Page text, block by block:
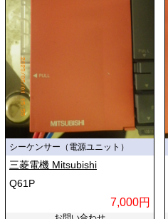
シーケンサー（電源ユニット）
三菱電機 Mitsubishi
Q61P
7,000円